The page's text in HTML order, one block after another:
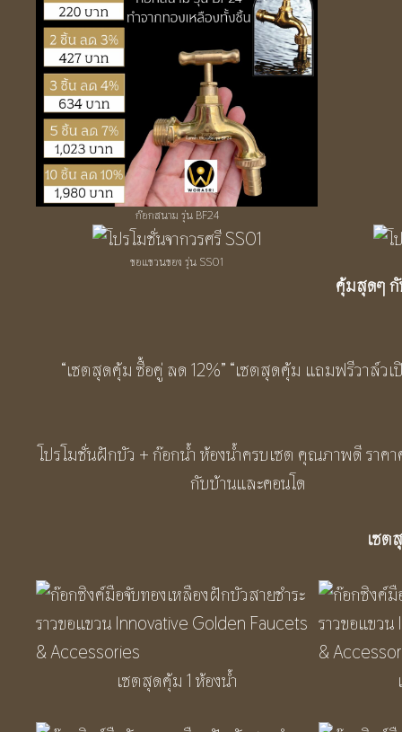
ก๊อกสนาม รุ่น BF24
ขอแขวนของ รุ่น SS01
คุ้มสุดๆ กั
“เซตสุดคุ้ม ซื้อคู่ ลด 12%” “เซตสุดคุ้ม แถมฟรีวาล์วเ
โปรโมชั่นฝักบัว + ก๊อกน้ำ ห้องน้ำครบเซต คุณภาพดี ราคา
กับบ้านและคอนโด
เซต
เซตสุดคุ้ม 1 ห้องน้ำ